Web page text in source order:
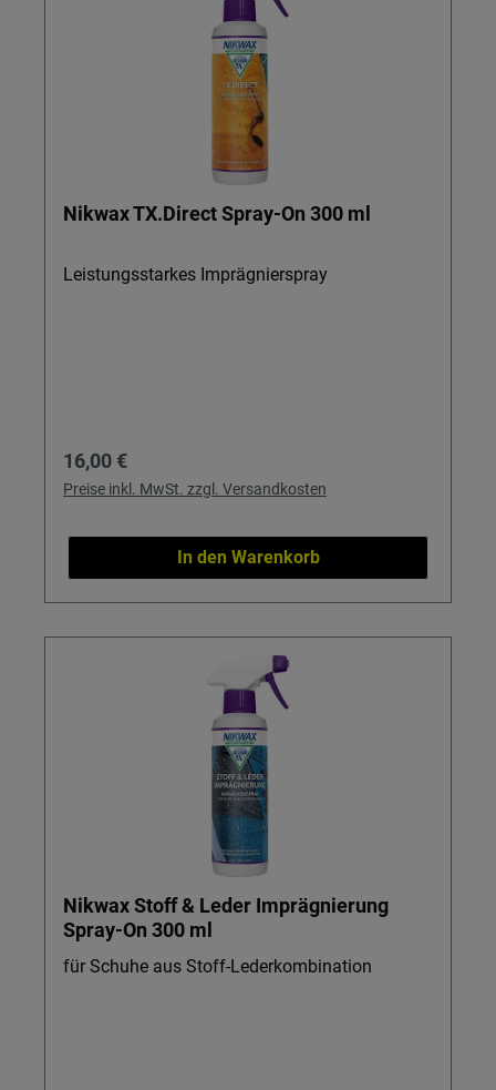
Nikwax TX.Direct Spray-On 300 ml
Leistungsstarkes Imprägnierspray
Regulärer Preis:
16,00 €
Preise inkl. MwSt. zzgl. Versandkosten
In den Warenkorb
Nikwax Stoff & Leder Imprägnierung
Spray-On 300 ml
für Schuhe aus Stoff-Lederkombination